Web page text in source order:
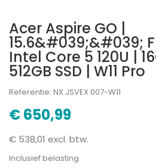
Acer Aspire GO |
15.6&#039;&#039;
Intel Core 5 120U |
512GB SSD | W11 Pro
Referentie: NX.JSVEX.007-W11
€ 650,99
€ 538,01 excl. btw.
Inclusief belasting